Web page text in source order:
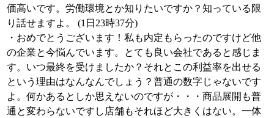
価高いです。労働環境とか知りたいですか？知っている限
り話せますよ。 (1日23時37分)
・おめでとうございます！私も内定もらったのですけど他
の企業と今悩んでいます。とても良い会社であると感じま
す。いつ最終を受けましたか？それとこの利益率を出せる
という理由はなんなんでしょう？普通の数字じゃないです
よ。何かあるとしか思えないのですが・・・商品展開も普
通と変わらないですし店舗もそれほど大きくはない。一体